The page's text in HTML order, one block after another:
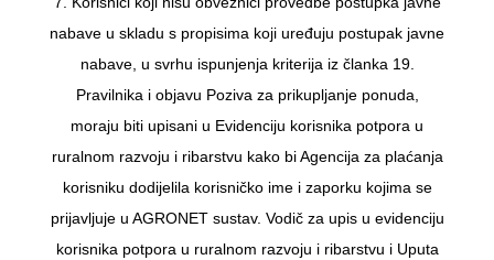
nabave u skladu s propisima koji uređuju postupak javne
nabave, u svrhu ispunjenja kriterija iz članka 19.
Pravilnika i objavu Poziva za prikupljanje ponuda,
moraju biti upisani u Evidenciju korisnika potpora u
ruralnom razvoju i ribarstvu kako bi Agencija za plaćanja
korisniku dodijelila korisničko ime i zaporku kojima se
prijavljuje u AGRONET sustav. Vodič za upis u evidenciju
korisnika potpora u ruralnom razvoju i ribarstvu i Uputa